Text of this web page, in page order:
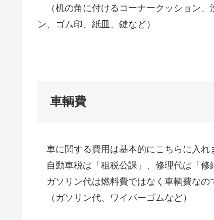
（机の角に付けるコーナークッション、
ン、ゴム印、紙皿、鍵など）
車輌費
車に関する費用は基本的にこちらに入れ
自動車税は「租税公課」、修理代は「修
ガソリン代は燃料費ではなく車輌費なの
（ガソリン代、ワイパーゴムなど）